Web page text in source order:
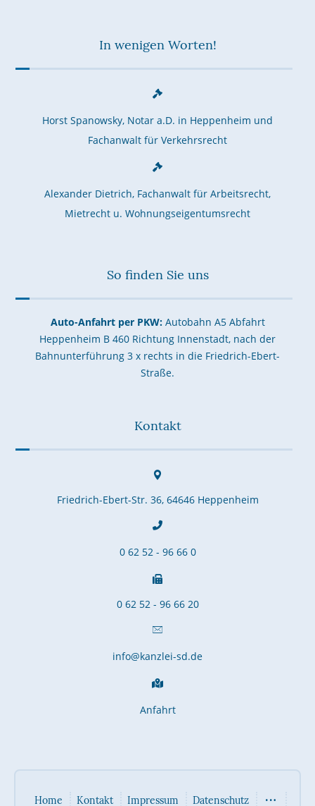
In wenigen Worten!
Horst Spanowsky, Notar a.D. in Heppenheim und
Fachanwalt für Verkehrsrecht
Alexander Dietrich, Fachanwalt für Arbeitsrecht,
Mietrecht u. Wohnungseigentumsrecht
So finden Sie uns
Auto-Anfahrt per PKW:Autobahn A5 Abfahrt
Heppenheim B 460 Richtung Innenstadt, nach der
Bahnunterführung 3 x rechts in die Friedrich-Ebert-
Straße.
Kontakt
Friedrich-Ebert-Str. 36, 64646 Heppenheim
0 62 52 - 96 66 0
0 62 52 - 96 66 20
info@kanzlei-sd.de
Anfahrt
Home Kontakt Impressum Datenschutz